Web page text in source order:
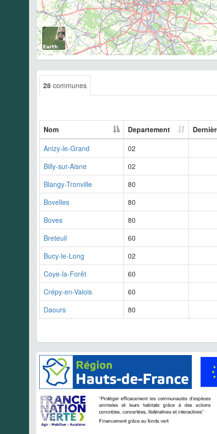
28 communes
Nom Departement
Anizy-le-Grand
02
Billy-sur-Aisne
02
Blangy-Tronville
80
Bovelles
80
Boves
80
Breteuil
60
Bucy-le-Long
02
Coye-la-Forêt
60
Crépy-en-Valois
60
Daours
80